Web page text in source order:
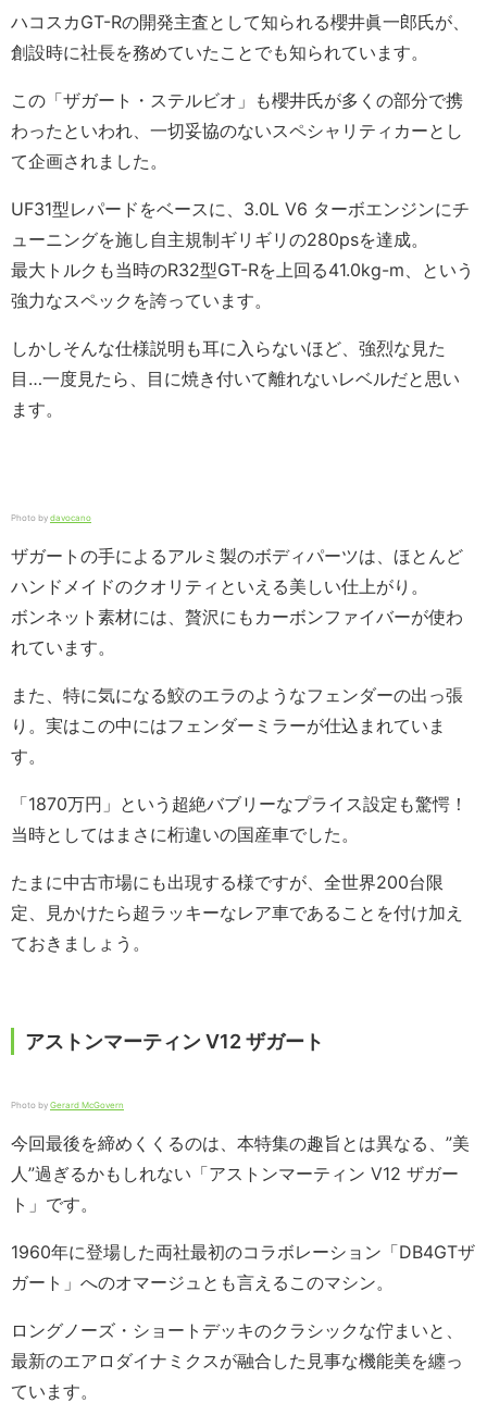
ハコスカGT-Rの開発主査として知られる櫻井眞一郎氏が、
創設時に社長を務めていたことでも知られています。
この「ザガート・ステルビオ」も櫻井氏が多くの部分で携
わったといわれ、一切妥協のないスペシャリティカーとし
て企画されました。
UF31型レパードをベースに、3.0L V6 ターボエンジンにチ
ューニングを施し自主規制ギリギリの280psを達成。
最大トルクも当時のR32型GT-Rを上回る41.0kg-m、という
強力なスペックを誇っています。
しかしそんな仕様説明も耳に入らないほど、強烈な見た
目…一度見たら、目に焼き付いて離れないレベルだと思い
ます。
Photo by davocano
ザガートの手によるアルミ製のボディパーツは、ほとんど
ハンドメイドのクオリティといえる美しい仕上がり。
ボンネット素材には、贅沢にもカーボンファイバーが使わ
れています。
また、特に気になる鮫のエラのようなフェンダーの出っ張
り。実はこの中にはフェンダーミラーが仕込まれていま
す。
「1870万円」という超絶バブリーなプライス設定も驚愕！
当時としてはまさに桁違いの国産車でした。
たまに中古市場にも出現する様ですが、全世界200台限
定、見かけたら超ラッキーなレア車であることを付け加え
ておきましょう。
アストンマーティン V12 ザガート
Photo by Gerard McGovern
今回最後を締めくくるのは、本特集の趣旨とは異なる、”美
人”過ぎるかもしれない「アストンマーティン V12 ザガー
ト」です。
1960年に登場した両社最初のコラボレーション「DB4GTザ
ガート」へのオマージュとも言えるこのマシン。
ロングノーズ・ショートデッキのクラシックな佇まいと、
最新のエアロダイナミクスが融合した見事な機能美を纏っ
ています。